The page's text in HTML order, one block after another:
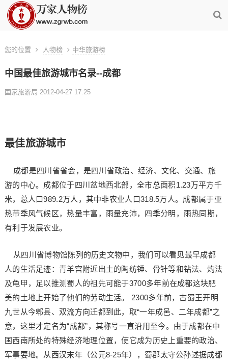
您的位置 人物榜 中华旅游榜
中国最佳旅游城市名录--成都
国家旅游局 2012-04-27 17:25
最佳旅游城市
成都是四川省省会，是四川省政治、经济、文化、交通、旅
游的中心。成都位于四川盆地西北部，全市总面积1.23万平方千
米，总人口989.2万人，其中非农业人口318.5万人。成都属于亚
热带季风气候区，热量丰富，雨量充沛，四季分明，雨热同期，
有利于发展农业。
从四川省博物馆陈列的历史文物中，我们可以看见最早成都
人的生活足迹：青羊宫附近出土的陶纺锤、骨针等和钻法、灼法
及龟甲，足以推测蜀人的祖先可能于3700多年前在成都这块肥
美的土地上开始了他们的劳动生活。 2300多年前，古蜀王开明
九世从今郫县、双流方向迁都到此，取“一年成邑、二年成都”之
意，这里才定名为“成都”，其称号一直沿用至今。由于成都在中
国西南所处的特殊经济地理位置，使它成为历史上重要的政治、
军事要地。从西汉末年（公元8-25年），蜀郡太守公孙述据成都